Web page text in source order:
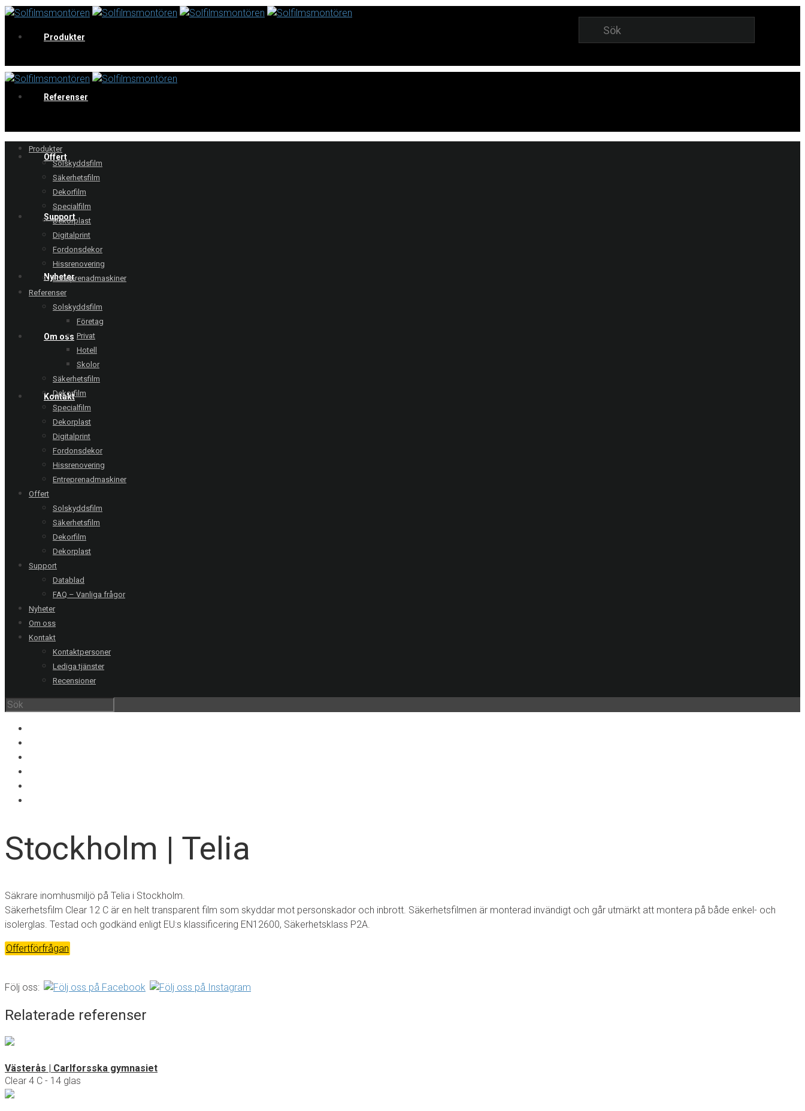
Produkter
Referenser
Offert
Support
Nyheter
Om oss
Kontakt
Produkter
Solskyddsfilm
Säkerhetsfilm
Dekorfilm
Specialfilm
Dekorplast
Digitalprint
Fordonsdekor
Hissrenovering
Entreprenadmaskiner
Referenser
Solskyddsfilm
Företag
Privat
Hotell
Skolor
Säkerhetsfilm
Dekorfilm
Specialfilm
Dekorplast
Digitalprint
Fordonsdekor
Hissrenovering
Entreprenadmaskiner
Offert
Solskyddsfilm
Säkerhetsfilm
Dekorfilm
Dekorplast
Support
Datablad
FAQ – Vanliga frågor
Nyheter
Om oss
Kontakt
Kontaktpersoner
Lediga tjänster
Recensioner
Stockholm | Telia
Säkrare inomhusmiljö på Telia i Stockholm.
Säkerhetsfilm Clear 12 C är en helt transparent film som skyddar mot personskador och inbrott. Säkerhetsfilmen är monterad invändigt och går utmärkt att montera på både enkel- och
isolerglas. Testad och godkänd enligt EU:s klassificering EN12600, Säkerhetsklass P2A.
Offertförfrågan
Följ oss:
Relaterade referenser
Västerås | Carlforsska gymnasiet
Clear 4 C - 14 glas